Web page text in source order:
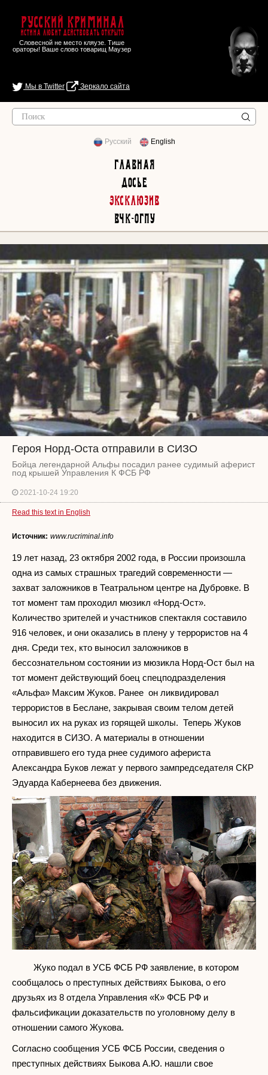
Русский Криминал
Истина любит действовать открыто
Словесной не место кляузе. Тише
ораторы! Ваше слово товарищ Маузер
Мы в Twitter Зеркало сайта
Русский English
Главная
Досье
Эксклюзив
ВЧК-ОГПУ
Героя Норд-Оста отправили в СИЗО
Бойца легендарной Альфы посадил ранее судимый аферист
под крышей Управления К ФСБ РФ
2021-10-24 19:20
Read this text in English
Источник: www.rucriminal.info
19 лет назад, 23 октября 2002 года, в России произошла
одна из самых страшных трагедий современности —
захват заложников в Театральном центре на Дубровке. В
тот момент там проходил мюзикл «Норд-Ост».
Количество зрителей и участников спектакля составило
916 человек, и они оказались в плену у террористов на 4
дня. Среди тех, кто выносил заложников в
бессознательном состоянии из мюзикла Норд-Ост был на
тот момент действующий боец спецподразделения
«Альфа» Максим Жуков. Ранее он ликвидировал
террористов в Беслане, закрывая своим телом детей
выносил их на руках из горящей школы. Теперь Жуков
находится в СИЗО. А материалы в отношении
отправившего его туда рнее судимого афериста
Александра Буков лежат у первого зампредседателя СКР
Эдуарда Кабернеева без движения.
Жуко подал в УСБ ФСБ РФ заявление, в котором
сообщалось о преступных действиях Быкова, о его
друзьях из 8 отдела Управления «К» ФСБ РФ и
фальсификации доказательств по уголовному делу в
отношении самого Жукова.
Согласно сообщения УСБ ФСБ России, сведения о
преступных действиях Быкова А.Ю. нашли свое